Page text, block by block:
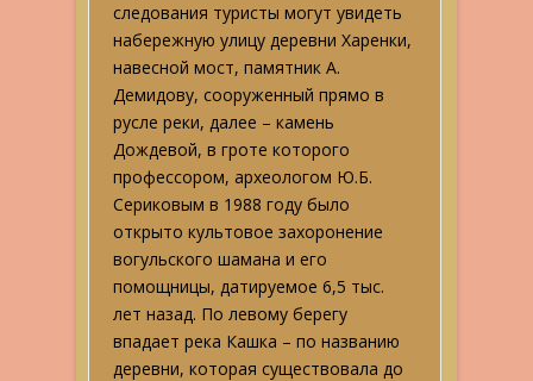
следования туристы могут увидеть
набережную улицу деревни Харенки,
навесной мост, памятник А.
Демидову, сооруженный прямо в
русле реки, далее – камень
Дождевой, в гроте которого
профессором, археологом Ю.Б.
Сериковым в 1988 году было
открыто культовое захоронение
вогульского шамана и его
помощницы, датируемое 6,5 тыс.
лет назад. По левому берегу
впадает река Кашка – по названию
деревни, которая существовала до